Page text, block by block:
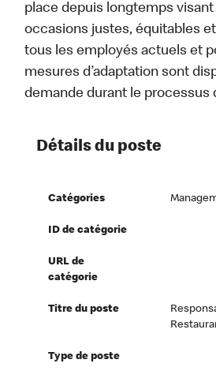
place depuis longtemps
occasions justes, équitables
tous les employés actuels et
mesures d’adaptation sont
demande durant le processus
Détails du poste
Catégories
ID de catégorie
URL de
catégorie
Titre du poste
Type de poste